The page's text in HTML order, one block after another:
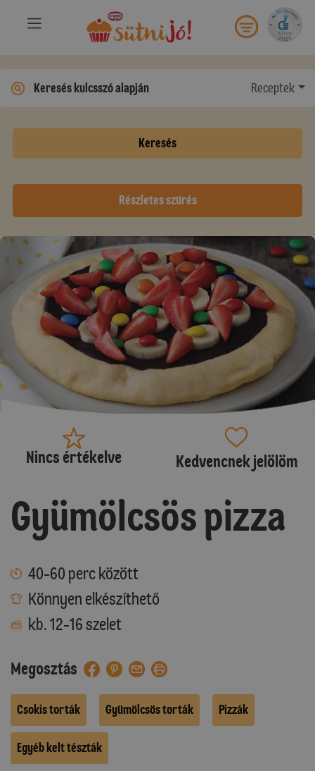
Receptek
Keresés
Részletes szűrés
Nincs értékelve Kedvencnek jelölöm
Gyümölcsös pizza
40-60 perc között
Könnyen elkészíthető
kb. 12-16 szelet
Megosztás
Csokis torták Gyümölcsös torták Pizzák
Egyéb kelt tészták